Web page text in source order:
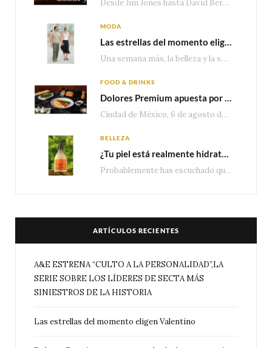
Desde Jim Jones hasta David Berg, la producción recorre en seis episodios cómo el carisma,…
MODA
Las estrellas del momento eligen Valentino
Una semana más, la belleza y la sofisticación de Valentino vuelven a tomar el escenario internacional. Desde…
FOOD & DRINKS
Dolores Premium apuesta por el salmón para seguir creciendo en categorías estratégicas
Ciudad de México, 6 de agosto de 2026.— Con una producción de 2.17 millones de…
BELLEZA
¿Tu piel está realmente hidratada? 4 señales que podrían indicar que necesita algo más
Probablemente has escuchado que el cuidado e hidratación corporal se suele asociar únicamente con una…
ARTÍCULOS RECIENTES
A&E ESTRENA “CULTO A LA PERSONALIDAD”,LA
SERIE SOBRE LOS LÍDERES DE SECTA MÁS
SINIESTROS DE LA HISTORIA
Las estrellas del momento eligen Valentino